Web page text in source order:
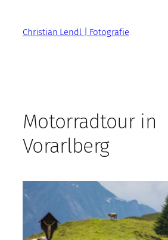
springenChristian Lendl | Fotografie
Motorradtour in
Vorarlberg